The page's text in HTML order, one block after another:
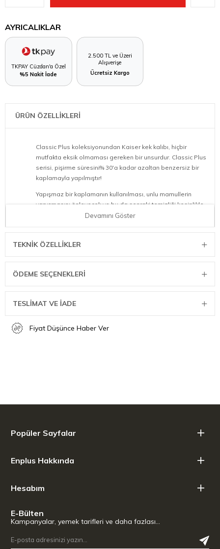
AYRICALIKLAR
TKPAY Cüzdan'a Özel
%5 Nakit İade
2.500 TL ve Üzeri
Alışverişe
Ücretsiz Kargo
ÜRÜN ÖZELLİKLERİ
Classic Plus koleksiyonundan Kaiser kek kalıbı, hiçbir
mutfakta eksik olmaması gereken bir unsurdur. Classic Plus
serisi, pişirme süresini% 30'a kadar azaltan benzersiz bir
kaplamayla yapılmıştır!
Yapışmaz bir kaplamanın kullanılması, unlu mamullerin
yapışmasını önleyecek ve bu da sonraki temizliği kesinlikle
kolaylaştıracaktır. Yüksek ısı iletimi sağlayan çelikten
yapılmıştır, böylece unlu mamullerinizin her zaman eşit
Ürün Almanya'da üretilmiştir
Ölçüler :
30x11 cm
Derinlik 7cm .
Devamını Göster
TEKNIK ÖZELLIKLER
ÖDEME SEÇENEKLERI
TESLİMAT VE İADE
Fiyat Düşünce Haber Ver
Popüler Sayfalar
Enplus Hakkında
Hesabım
E-Bülten
Kampanyalar, yemek tarifleri ve daha fazlası…